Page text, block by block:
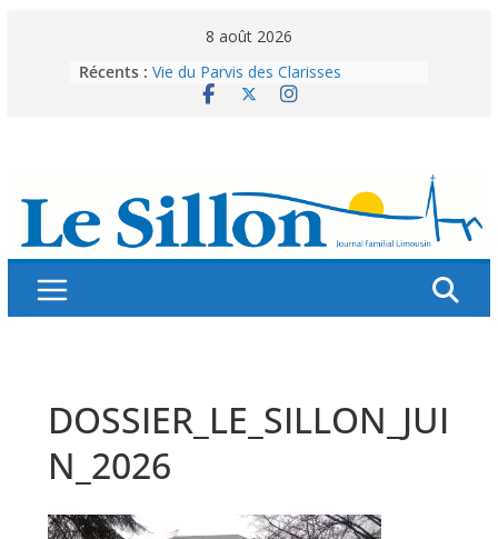
8 août 2026
Récents : Vie du Parvis des Clarisses
La brochure « Des vacances
Splendeurs murales de nos églises
Abonnez-vous ! Réabonnez-vous !
DOSSIER_LE_SILLON_JUI
N_2026